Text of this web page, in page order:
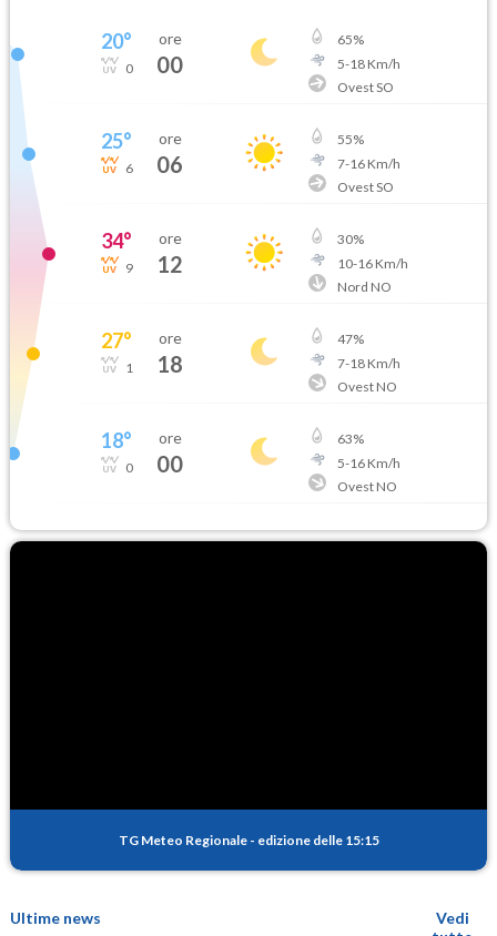
20°
0
ore
00
65%
5-18Km/h
Ovest SO
25°
6
ore
06
55%
7-16Km/h
Ovest SO
34°
9
ore
12
30%
10-16Km/h
Nord NO
27°
1
ore
18
47%
7-18Km/h
Ovest NO
18°
0
ore
00
63%
5-16Km/h
Ovest NO
TG Meteo Regionale - edizione delle 15:15
Ultime news
Vedi